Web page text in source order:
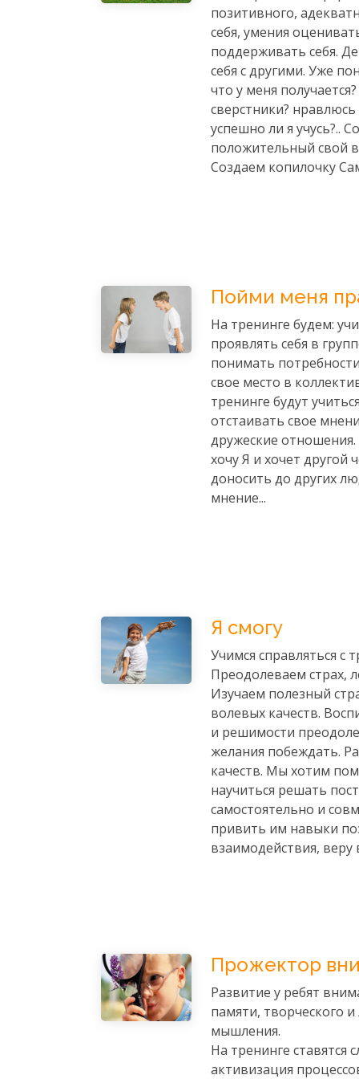
позитивного,
себя, умения
поддерживать себя.
себя с другими. Уже
что у меня
сверстники?
успешно ли я учусь?..
положительный свой
Создаем копилочку
Пойми меня
На тренинге будем:
проявлять себя в
понимать
свое место в
тренинге будут
отстаивать свое
дружеские
хочу Я и хочет другой
доносить до других
мнение...
Я смогу
Учимся справляться с
Преодолеваем страх,
Изучаем полезный
волевых качеств.
и решимости
желания побеждать.
качеств. Мы хотим
научиться решать
самостоятельно и
привить им навыки
взаимодействия, веру
Прожектор
Развитие у ребят
памяти, творческого и
мышления.
На тренинге ставятся
активизация